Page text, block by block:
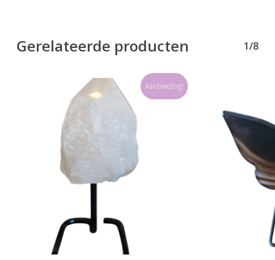
Gerelateerde producten 1/8
Aanbieding!